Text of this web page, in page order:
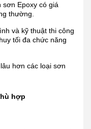
sơn Epoxy có giá
thường.
và kỹ thuật thi công
tối đa chức năng
hơn các loại sơn
hợp